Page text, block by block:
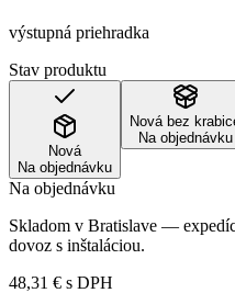
výstupná priehradka
Stav produktu
Nová
Na objednávku
Nová bez
Na objednávku
Na objednávku
Skladom v Bratislave —
dovoz s inštaláciou.
48,31 € s DPH